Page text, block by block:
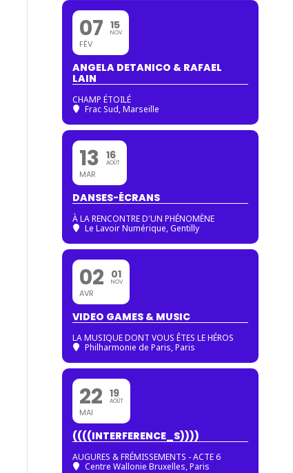
07
FÉV
15
NOV
ANGELA DETANICO & RAFAEL
LAIN
CHAMP ÉTOILÉ
Frac Sud, Marseille
13
MAR
16
AOÛT
DANSES-ÉCRANS
À LA RENCONTRE D'UN PHÉNOMÈNE
Le Lavoir Numérique, Gentilly
02
AVR
01
NOV
VIDEO GAMES & MUSIC
LA MUSIQUE DONT VOUS ÊTES LE HÉROS
Philharmonie de Paris, Paris
22
MAI
19
AOÛT
((((INTERFERENCE_S))))
AUGURES & FRÉMISSEMENTS - ACTE 6
Centre Wallonie Bruxelles, Paris